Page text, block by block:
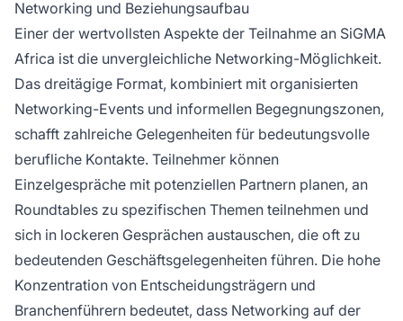
Networking und Beziehungsaufbau
Einer der wertvollsten Aspekte der Teilnahme an SiGMA
Africa ist die unvergleichliche Networking-Möglichkeit.
Das dreitägige Format, kombiniert mit organisierten
Networking-Events und informellen Begegnungszonen,
schafft zahlreiche Gelegenheiten für bedeutungsvolle
berufliche Kontakte. Teilnehmer können
Einzelgespräche mit potenziellen Partnern planen, an
Roundtables zu spezifischen Themen teilnehmen und
sich in lockeren Gesprächen austauschen, die oft zu
bedeutenden Geschäftsgelegenheiten führen. Die hohe
Konzentration von Entscheidungsträgern und
Branchenführern bedeutet, dass Networking auf der